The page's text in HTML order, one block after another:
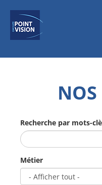
NOS
Recherche par mots-
Métier